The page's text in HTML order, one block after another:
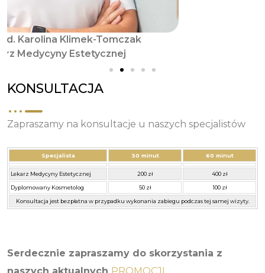
KONSULTACJA
Zapraszamy na konsultacje u naszych specjalistów
Specjalista 30 minut 60 minut
Lekarz Medycyny Estetycznej 200 zł 400 zł
Dyplomowany Kosmetolog 50 zł 100 zł
Konsultacja jest bezpłatna w przypadku wykonania zabiegu podczas tej samej wizyty.
Serdecznie zapraszamy do skorzystania z